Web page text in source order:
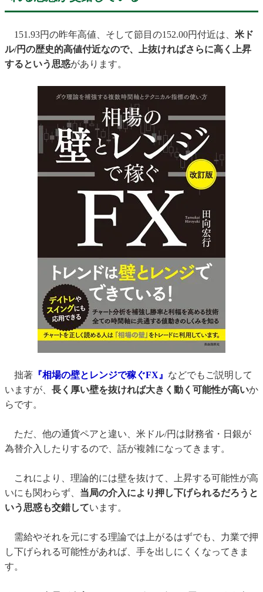
151.93円の昨年高値、そして節目の152.00円付近は、 米ド
ル/円の歴史的高値付近なので、上抜ければさらに高く上昇
するという思惑があります。
拙著 『相場の壁とレンジで稼ぐFX』 などでもご説明して
いますが、 長く厚い壁を抜ければ大きく動く可能性が高いか
らです。
ただ、他の通貨ペアと違い、米ドル/円は財務省・日銀が
為替介入したりするので、話が複雑になってきます。
これにより、理論的には壁を抜けて、上昇する可能性が高
いにも関わらず、 当局の介入により押し下げられるだろうと
いう思惑も交錯しています。
需給やそれを元にする理論では上がるはずでも、力業で押
し下げられる可能性があれば、手を出しにくくなってきま
す。